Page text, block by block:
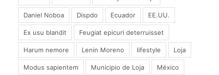
El organismo del Estado, cuyas disposiciones tienen
carácter vinculante, de acuerdo al artículo 237 de la
Constitución del Estado, dispuso a las partes
involucradas que rectifiquen o modifiquen el contrato
por lo que el gobierno ordenó debitar el monto (a
través de un cruce de cuentas) de los recursos que se
deben a la institución de seguridad social militar.
Daniel Noboa Dispdo Ecuador EE.UU.
Ex usu blandit Feugiat epicuri deterruisset
Harum nemore Lenin Moreno lifestyle Loja
Modus sapientem Municipio de Loja México